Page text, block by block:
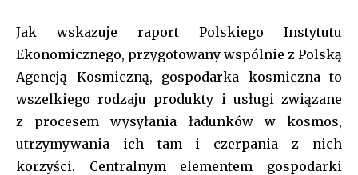
Jak wskazuje raport Polskiego Instytutu
Ekonomicznego, przygotowany wspólnie z Polską
Agencją Kosmiczną, gospodarka kosmiczna to
wszelkiego rodzaju produkty i usługi związane
z procesem wysyłania ładunków w kosmos,
utrzymywania ich tam i czerpania z nich
korzyści. Centralnym elementem gospodarki